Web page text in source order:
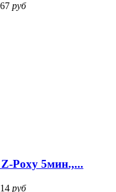
руб
Poxy 5мин.,...
руб